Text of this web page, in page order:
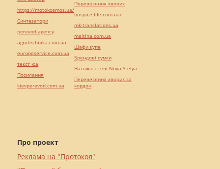
Про проект
Реклама на "Протокол"
https://motokosmos.ua/
Синтезатори
perevod.agency
agrotechnika.com.ua
europeservice.com.ua
текст юа
Посилання
kievperevod.com.ua
Перевезення хворих
hospice-life.com.ua/
mk-translations.ua
maltina.com.ua
Шафи купе
Брендові сумки
Натяжні стелі Nova Stelya
Перевезення хворих за
кордон